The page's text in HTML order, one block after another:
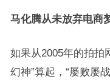
马化腾从未放弃电商
如果从2005年的拍拍
幻神”算起，“屡败屡